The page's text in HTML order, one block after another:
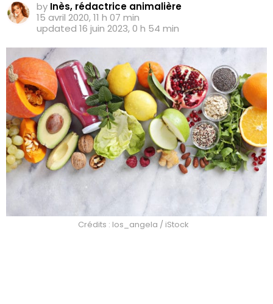
by Inès, rédactrice animalière
15 avril 2020, 11 h 07 min
updated 16 juin 2023, 0 h 54 min
Crédits : los_angela / iStock